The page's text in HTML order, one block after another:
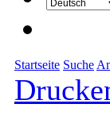
Startseite Suche